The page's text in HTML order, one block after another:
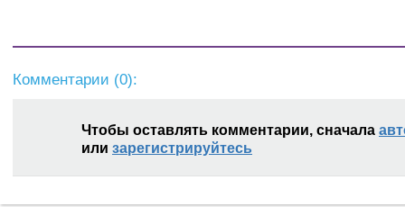
Комментарии (0):
Чтобы оставлять комментарии, сначала
или зарегистрируйтесь